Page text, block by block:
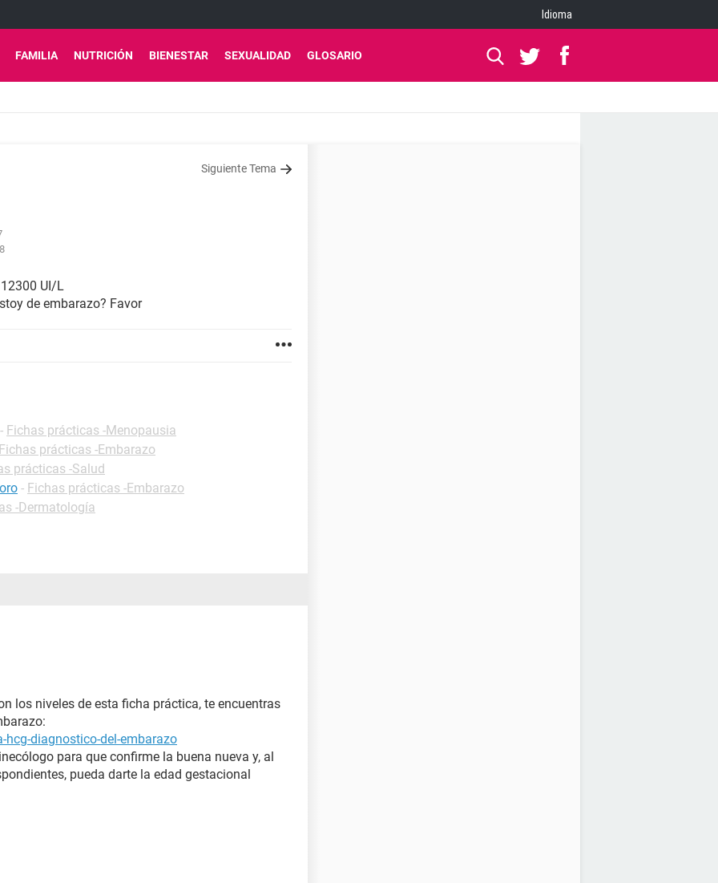
Idioma
FAMILIA NUTRICIÓN BIENESTAR SEXUALIDAD GLOSARIO
Siguiente Tema
UI/L
de embarazo? Favor
- Fichas prácticas -Menopausia
Fichas prácticas -Embarazo
prácticas -Salud
- Fichas prácticas -Embarazo
-Dermatología
los niveles de esta ficha práctica, te encuentras
diagnostico-del-embarazo
para que confirme la buena nueva y, al
pueda darte la edad gestacional